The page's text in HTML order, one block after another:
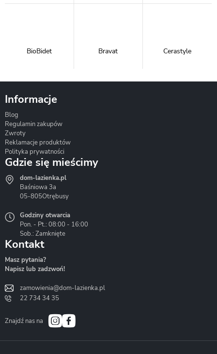
BioBidet Bravat Cerastyle
Hydrostop
Liveno
Bath&Spa
Informacje
Blog
Regulamin zakupów
Zwroty
Reklamacje produktów
Polityka prywatności
Gdzie się mieścimy
dom-lazienka.pl
Baśniowa 3a
05-805Otrębusy
Godziny otwarcia
Pon. - Pt.: 08:00 - 16:00
Sob.: Zamknięte
Kontakt
Masz pytania?
Napisz lub zadzwoń!
zamowienia@dom-lazienka.pl
22 734 34 35
Znajdź nas na